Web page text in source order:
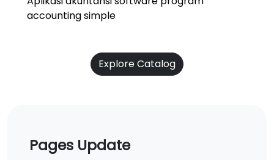
accounting simple
Explore Catalog
Pages Update